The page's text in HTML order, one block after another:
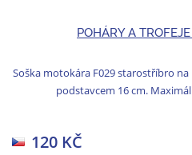
POHÁRY A
Soška motokára F029 starostříbro
podstavcem 16 cm.
120 KČ